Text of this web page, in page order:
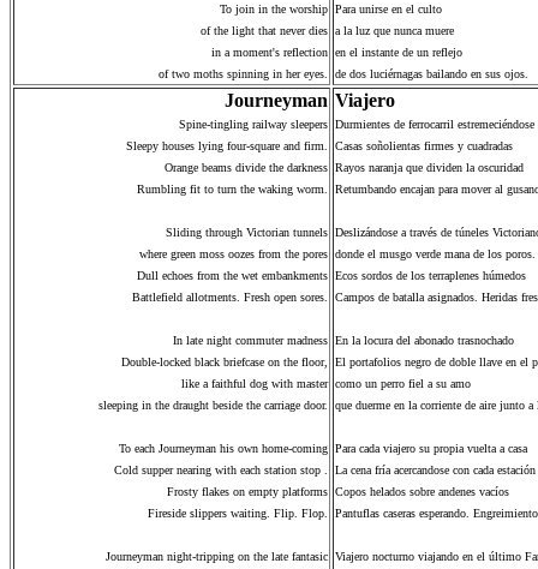
To join in the worship
of the light that never dies
in a moment's reflection
of two moths spinning in her eyes.
Para unirse en el culto
a la luz que nunca muere
en el instante de un reflejo
de dos luciérnagas bailando en sus ojos.
Journeyman
Spine-tingling railway sleepers
Sleepy houses lying four-square and firm.
Orange beams divide the darkness
Rumbling fit to turn the waking worm.
Sliding through Victorian tunnels
where green moss oozes from the pores
Dull echoes from the wet embankments
Battlefield allotments. Fresh open sores.
In late night commuter madness
Double-locked black briefcase on the floor,
like a faithful dog with master
sleeping in the draught beside the carriage door.
To each Journeyman his own home-coming
Cold supper nearing with each station stop .
Frosty flakes on empty platforms
Fireside slippers waiting. Flip. Flop.
Journeyman night-tripping on the late fantasic
Viajero
Durmientes de ferrocarril estremeciéndose
Casas soñolientas firmes y cuadradas
Rayos naranja que dividen la oscuridad
Retumbando encajan para mover al
Deslizándose a través de túneles
donde el musgo verde mana de los poros.
Ecos sordos de los terraplenes húmedos
Campos de batalla asignados. Heridas
En la locura del abonado trasnochado
El portafolios negro de doble llave en el
como un perro fiel a su amo
que duerme en la corriente de aire junto a
Para cada viajero su propia vuelta a casa
La cena fría acercandose con cada estación
Copos helados sobre andenes vacíos
Pantuflas caseras esperando.
Viajero nocturno viajando en el último